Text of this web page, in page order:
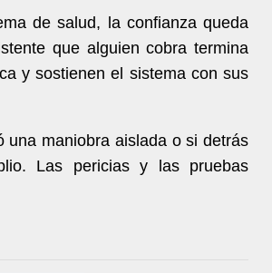
de salud, la confianza queda
que alguien cobra termina
y sostienen el sistema con sus
una maniobra aislada o si detrás
Las pericias y las pruebas